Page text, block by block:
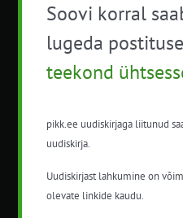
METK
Soovi korral
lugeda
teekond
pikk.ee uudiskirjaga liitunud
uudiskirja.
Uudiskirjast lahkumine on
olevate linkide kaudu.